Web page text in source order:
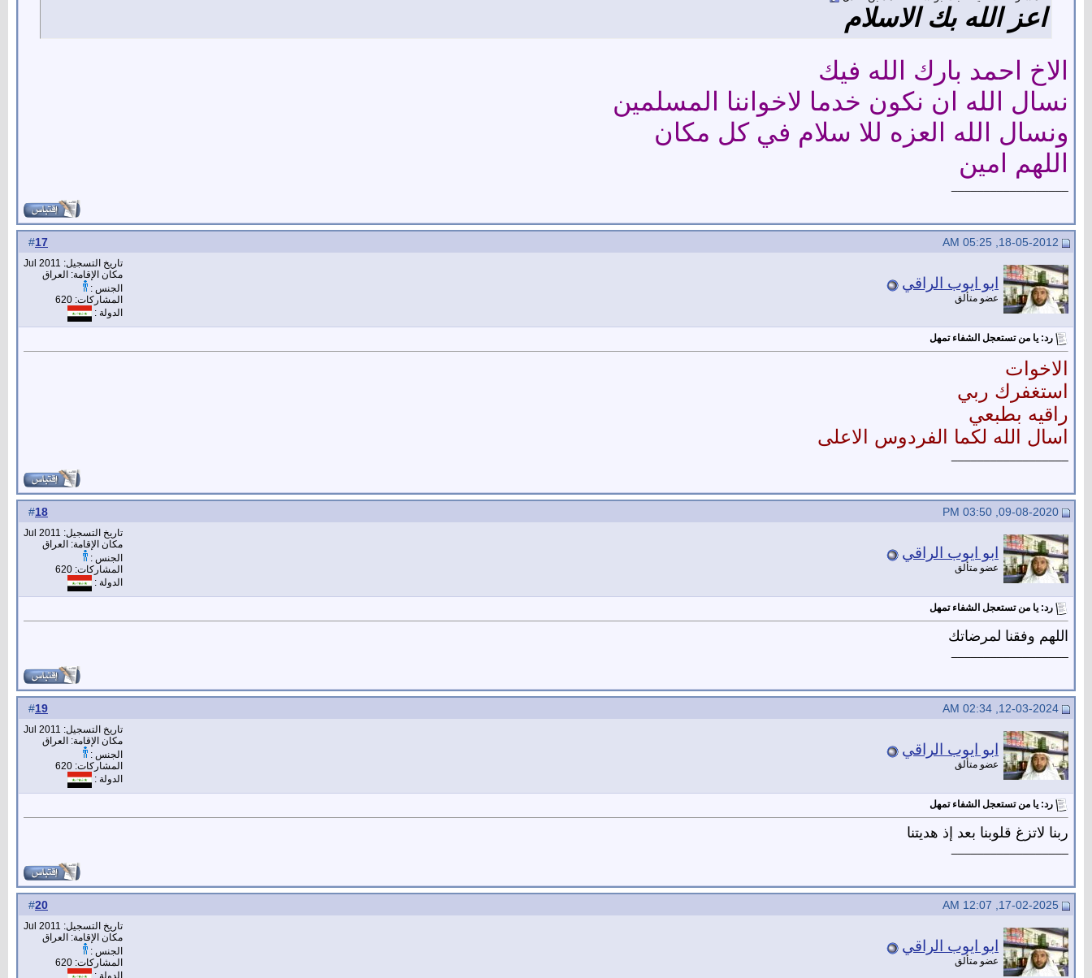
اعز الله بك الاسلام
الاخ احمد بارك الله فيك
نسال الله ان نكون خدما لاخواننا المسلمين
ونسال الله العزه للا سلام في كل مكان
اللهم امين
17
ابو ايوب الراقي
عضو متألق
تاريخ التسجيل: Jul 2011
مكان الإقامة: العراق
الجنس :
المشاركات: 620
الدولة :
رد: يا من تستعجل الشفاء تمهل
الاخوات
استغفرك ربي
راقيه بطبعي
اسال الله لكما الفردوس الاعلى
18
ابو ايوب الراقي
عضو متألق
تاريخ التسجيل: Jul 2011
مكان الإقامة: العراق
الجنس :
المشاركات: 620
الدولة :
رد: يا من تستعجل الشفاء تمهل
اللهم وفقنا لمرضاتك
19
ابو ايوب الراقي
عضو متألق
تاريخ التسجيل: Jul 2011
مكان الإقامة: العراق
الجنس :
المشاركات: 620
الدولة :
رد: يا من تستعجل الشفاء تمهل
ربنا لاتزغ قلوبنا بعد إذ هديتنا
20
ابو ايوب الراقي
عضو متألق
تاريخ التسجيل: Jul 2011
مكان الإقامة: العراق
الجنس :
المشاركات: 620